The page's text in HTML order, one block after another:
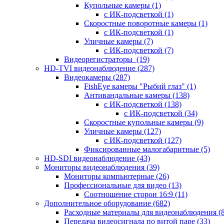
Купольные камеры (1)
с ИК-подсветкой (1)
Скоростные поворотные камеры (1)
с ИК-подсветкой (1)
Уличные камеры (7)
с ИК-подсветкой (7)
Видеорегистраторы (19)
HD-TVI видеонаблюдение (287)
Видеокамеры (287)
FishEye камеры "Рыбий глаз" (1)
Антивандальные камеры (138)
с ИК-подсветкой (138)
с ИК-подсветкой (34)
Скоростные купольные камеры (9)
Уличные камеры (127)
с ИК-подсветкой (127)
Фиксированные малогабаритные (5)
HD-SDI видеонаблюдение (43)
Мониторы видеонаблюдения (39)
Мониторы компьютерные (26)
Профессиональные для видео (13)
Соотношение сторон 16:9 (11)
Дополнительное оборудование (682)
Расходные материалы для видеонаблюдения
Передача видеосигнала по витой паре (33)